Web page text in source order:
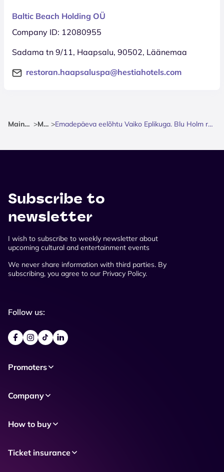
Baltic Beach Holding OÜ
Company ID: 12080955
Sadama tn 9/11, Haapsalu, 90502, Läänemaa
restoran.haapsaluspa@hestiahotels.com
Mainpage > Music > Emadepäeva eelõhtu Vaiko Eplikuga. Blu Holm restos (Haapsalu).
Subscribe to
newsletter
I wish to subscribe to weekly newsletter about
upcoming cultural and entertainment events
We never share information with third parties. By
subscribing, you agree to our Privacy Policy.
Follow us:
Promoters
Company
How to buy
Ticket insurance